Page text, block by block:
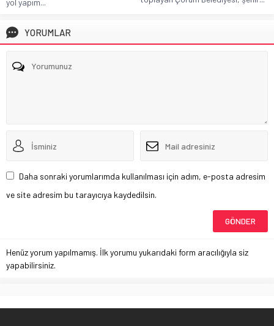
yol yapım...
YORUMLAR
Daha sonraki yorumlarımda kullanılması için adım, e-posta adresim
ve site adresim bu tarayıcıya kaydedilsin.
Henüz yorum yapılmamış. İlk yorumu yukarıdaki form aracılığıyla siz
yapabilirsiniz.